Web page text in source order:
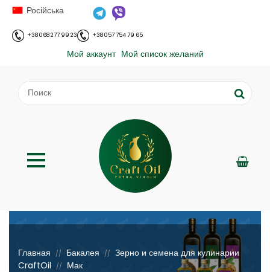
Російська
+38 068 277 99 23 +38 057 754 79 65
Мой аккаунт Мой список желаний
;
Главная
// Бакалея // Зерно и семена для кулинарии
CraftOil
// Мак